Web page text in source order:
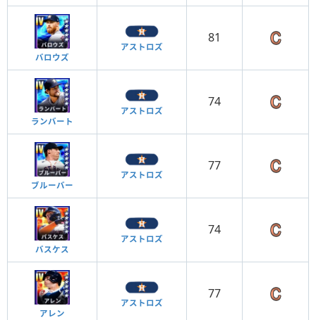
バロウズ
アストロズ
81
ランバート
アストロズ
74
ブルーバー
アストロズ
77
バスケス
アストロズ
74
アレン
アストロズ
77